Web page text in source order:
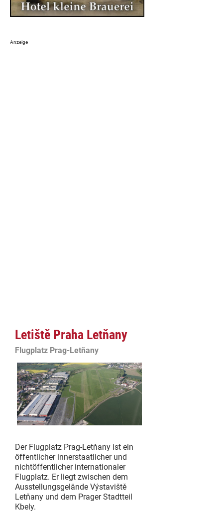
Letiště Praha Letňany
Flugplatz Prag-Letňany
Der Flugplatz Prag-Letňany ist ein
öffentlicher innerstaatlicher und
nichtöffentlicher internationaler
Flugplatz. Er liegt zwischen dem
Ausstellungsgelände Výstaviště
Letňany und dem Prager Stadtteil
Kbely.